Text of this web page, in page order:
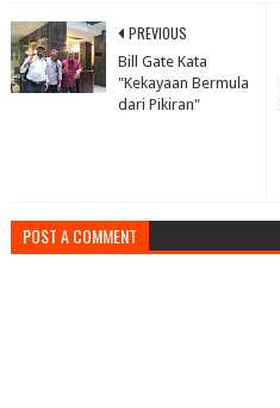
PREVIOUS
Bill Gate Kata
"Kekayaan Bermula
dari Pikiran"
POST A COMMENT